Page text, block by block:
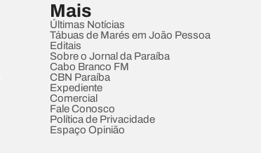
Mais
Últimas Notícias
Tábuas de Marés em João Pessoa
Editais
Sobre o Jornal da Paraíba
Cabo Branco FM
CBN Paraíba
Expediente
Comercial
Fale Conosco
Política de Privacidade
Espaço Opinião